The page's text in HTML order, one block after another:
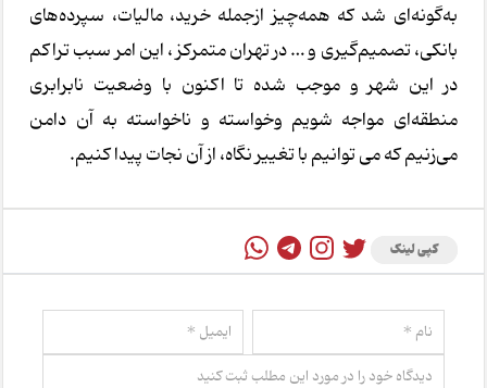
به‌گونه‌ای شد که همه‌چیز ازجمله خرید، مالیات، سپرده‌های
بانکی، تصمیم‌گیری و … در تهران متمرکز ، این امر سبب تراکم
در این شهر و موجب شده تا اکنون با وضعیت نابرابری
منطقه‌ای مواجه شویم وخواسته و ناخواسته به آن دامن
می‌زنیم که می توانیم با تغییر نگاه، از آن نجات پیدا کنیم.
کپی لینک